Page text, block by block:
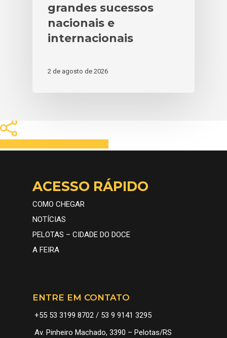
grandes sucessos
nacionais e
internacionais
2 de agosto de 2026
ACESSO RÁPIDO
COMO CHEGAR
NOTÍCIAS
PELOTAS – CIDADE DO DOCE
A FEIRA
ENTRE EM CONTATO
+55 53 3199 8702 / 53 9 9141 3295
Av. Pinheiro Machado, 3390 – Pelotas/RS